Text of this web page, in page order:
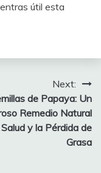
útil esta
Next:
de Papaya: Un
Remedio Natural
y la Pérdida de
Grasa